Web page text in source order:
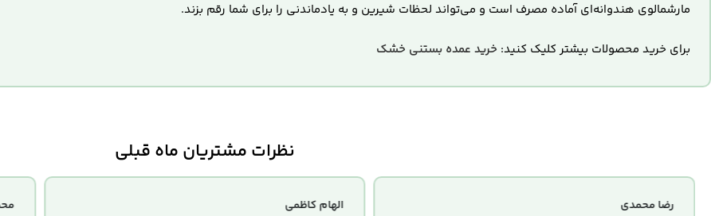
مارشمالوی هندوانه‌ای آماده مصرف است و می‌تواند لحظات شیرین و به یادماندنی را برای شما رقم بزند.
برای خرید محصولات بیشتر کلیک کنید: خرید عمده بستنی خشک
نظرات مشتریان ماه قبلی
رضا محمدی الهام کاظمی